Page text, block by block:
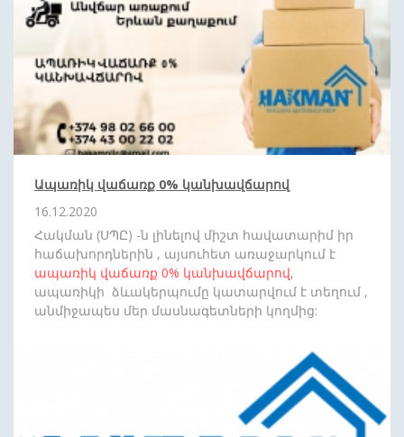
Ապառիկ վաճառք 0% կանխավճարով
16.12.2020
Հակման (ՍՊԸ) -ն լինելով միշտ հավատարիմ իր
հաճախորդներին , այսուհետ առաջարկում է
ապառիկ վաճառք 0% կանխավճարով,
ապառիկի ձևակերպումը կատարվում է տեղում ,
անմիջապես մեր մասնագետների կողմից: